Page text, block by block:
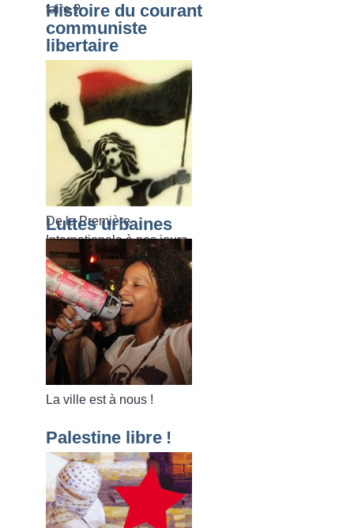
faire ?
Histoire du courant
communiste
libertaire
De la Première
Internationale à nos jours.
Luttes urbaines
La ville est à nous !
Palestine libre !